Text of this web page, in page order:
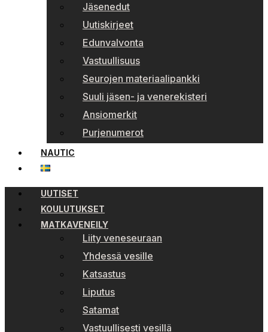
Jäsenedut
Uutiskirjeet
Edunvalvonta
Vastuullisuus
Seurojen materiaalipankki
Suuli jäsen- ja venerekisteri
Ansiomerkit
Purjenumerot
NAUTIC
UUTISET
KOULUTUKSET
MATKAVENEILY
Liity veneseuraan
Yhdessä vesille
Katsastus
Liputus
Satamat
Vastuullisesti vesillä